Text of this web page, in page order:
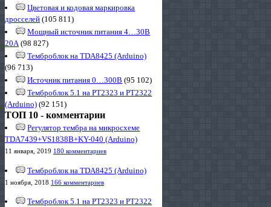
Цветовая и кодовая маркировка
дросселей (105 811)
Мощный источник питания 4…30В
20А(98 827)
Темброблок на TDA8425 (Arduino)
(96 713)
Источник питания 0…300В (95 102)
Темброблок 5.1 на PT2323 и PT2322
(Arduino) (92 151)
ТОП 10 - комментарии
Регулятор тембра на микросхеме
TDA7439+VS1838B+KY-040 (Arduino)
11 января, 2019 180 комментариев
Темброблок на TDA8425 (Arduino)
1 ноября, 2018 166 комментариев
Темброблок 5.1 на PT2323 и PT2322